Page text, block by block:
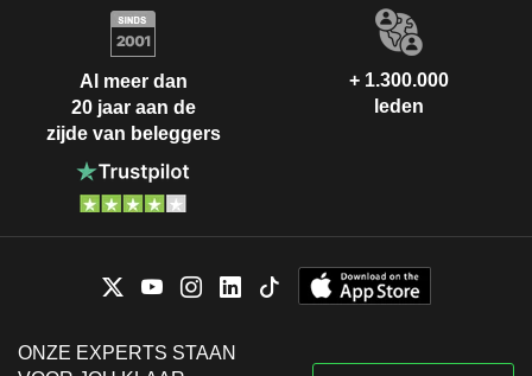
Al meer dan
20 jaar aan de
zijde van beleggers
+ 1.300.000
leden
ONZE EXPERTS STAAN